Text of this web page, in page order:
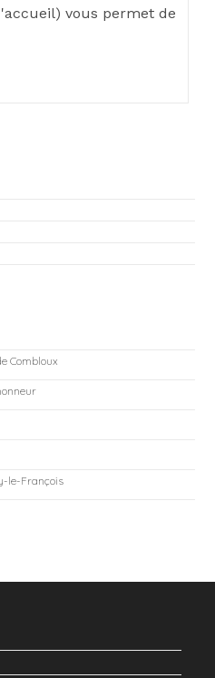
vous permet de
Combloux
le-François